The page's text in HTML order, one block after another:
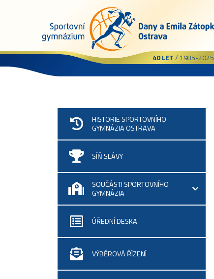
40 LET/ 1985-2025
HISTORIE SPORTOVNÍHO
GYMNÁZIA OSTRAVA
SÍŇ SLÁVY
SOUČÁSTI SPORTOVNÍHO
GYMNÁZIA
ÚŘEDNÍ DESKA
VÝBĚROVÁ ŘÍZENÍ